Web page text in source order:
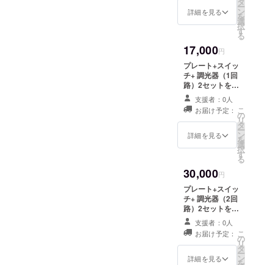
下さい。（有資
プ【SS:シル
バー＆シルバー /
BB:ブラック＆
ブラック/ BG: ブ
ラック＆グリー
ン/ BY: ブラック
＆イエロー】 ※
います。
詳細を見る ー
ン
を
選
択
す
る
17,000円
プレート+スイッ
チ+ 調光器（1回
路）2セットをお
送りします。
（送料込み） ス
イッチの色の組
合せを選択して
下さい。（有資
プ【S:シルバー /
B:ブラック/ G:
グリーン/ Y:イエ
ロー】 ※お届け
は2012年12月を
予定していま
す。
支援者：0人
お届け予定：
詳細を見る
こ
の
リ
タ
ー
ン
を
選
択
す
る
30,000円
プレート+スイッ
チ+ 調光器（2回
路）2セットをお
送りします。
（送料込み） ス
イッチの色の組
合せを選択して
下さい。（有資
支援者：0人
お届け予定：
詳細を見る
こ
の
リ
タ
ー
ン